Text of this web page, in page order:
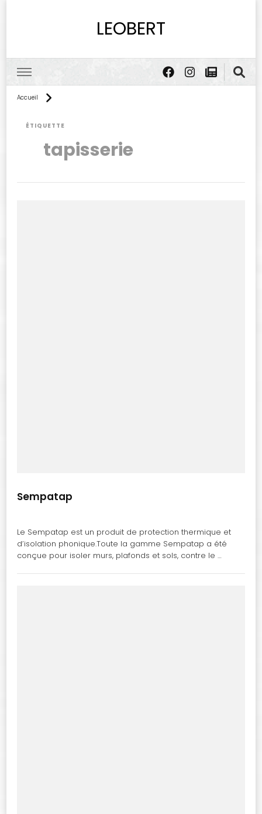
LEOBERT
Accueil
ÉTIQUETTE
tapisserie
Sempatap
Le Sempatap est un produit de protection thermique et
d’isolation phonique.Toute la gamme Sempatap a été
conçue pour isoler murs, plafonds et sols, contre le …